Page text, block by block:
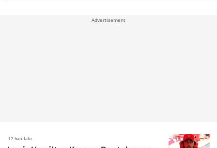
Advertisement
12 hari lalu